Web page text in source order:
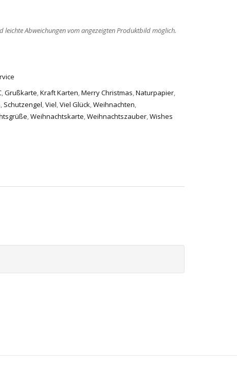
leichte Abweichungen vom angezeigten Produktbild möglich.
,Grußkarte,Kraft Karten,Merry Christmas,Naturpapier,
, Schutzengel,Viel,Viel Glück,Weihnachten,
,Weihnachtskarte,Weihnachtszauber,Wishes